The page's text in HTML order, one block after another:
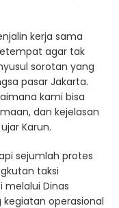
kerja sama
agar tak
sorotan yang
pasar Jakarta.
kami bisa
dan kejelasan
Karun.
sejumlah protes
taksi
melalui Dinas
operasional